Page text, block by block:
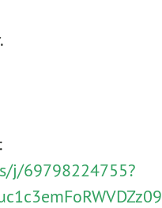
j/69798224755?